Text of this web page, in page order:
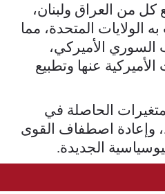
من العراق ولبنان،
الولايات المتحدة، مما
الأميركي،
عنها وتطبيع
الحاصلة في
وإعادة اصطفاف القوى
الجديدة.